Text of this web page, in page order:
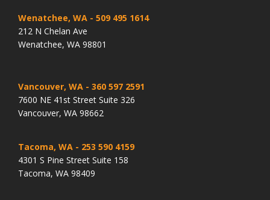
Wenatchee, WA - 509 495 1614
212 N Chelan Ave
Wenatchee, WA 98801
Vancouver, WA - 360 597 2591
7600 NE 41st Street Suite 326
Vancouver, WA 98662
Tacoma, WA - 253 590 4159
4301 S Pine Street Suite 158
Tacoma, WA 98409